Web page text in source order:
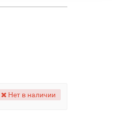
Нет в наличии